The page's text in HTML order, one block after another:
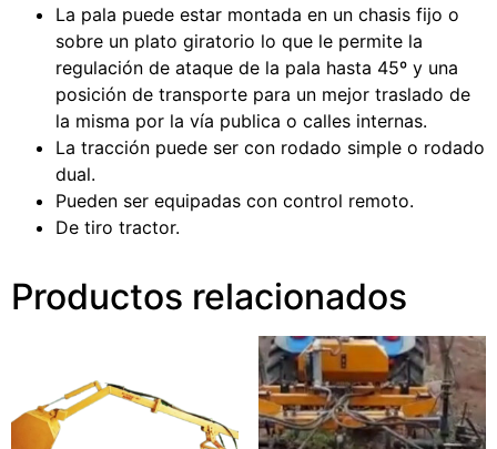
La pala puede estar montada en un chasis fijo o
sobre un plato giratorio lo que le permite la
regulación de ataque de la pala hasta 45º y una
posición de transporte para un mejor traslado de
la misma por la vía publica o calles internas.
La tracción puede ser con rodado simple o rodado
dual.
Pueden ser equipadas con control remoto.
De tiro tractor.
Productos relacionados